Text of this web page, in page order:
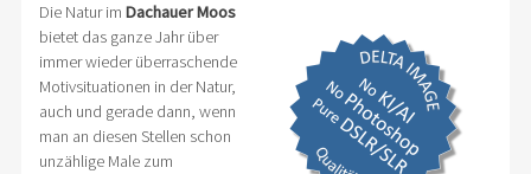
Die Natur im Dachauer Moos
bietet das ganze Jahr über
immer wieder überraschende
Motivsituationen in der Natur,
auch und gerade dann, wenn
man an diesen Stellen schon
unzählige Male zum